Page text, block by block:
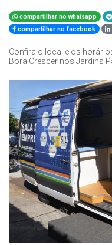
compartilhar no whatsapp
compartilhar no facebook
Confira o local e os
Bora Crescer nos Jardins